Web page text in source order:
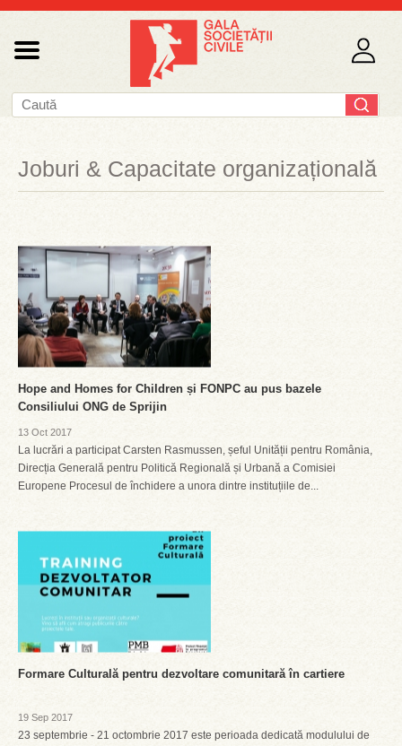
Joburi & Capacitate organizațională
Hope and Homes for Children și FONPC au pus bazele
Consiliului ONG de Sprijin
13 Oct 2017
La lucrări a participat Carsten Rasmussen, șeful Unității pentru România,
Direcția Generală pentru Politică Regională și Urbană a Comisiei
Europene Procesul de închidere a unora dintre instituțiile de...
Formare Culturală pentru dezvoltare comunitară în cartiere
19 Sep 2017
23 septembrie - 21 octombrie 2017 este perioada dedicată modulului de